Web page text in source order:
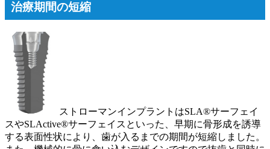
治療期間の短縮
ストローマンインプラントはSLA®サーフェイ
スやSLActive®サーフェイスといった、早期に骨形成を誘導
する表面性状により、歯が入るまでの期間が短縮しました。